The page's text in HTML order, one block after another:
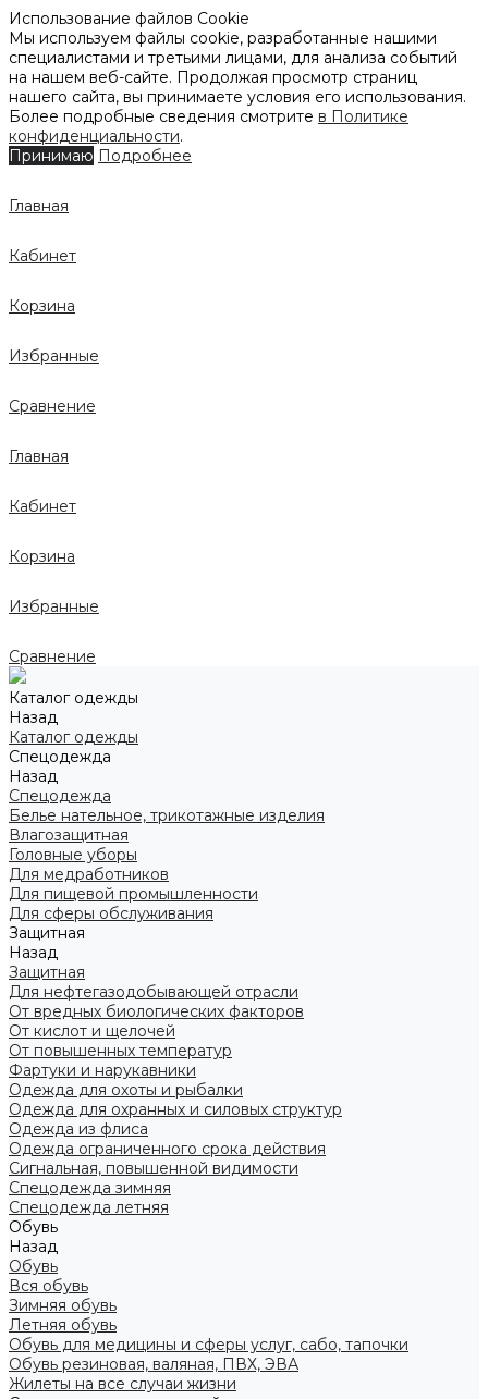
Использование файлов Cookie
Мы используем файлы cookie, разработанные нашими
специалистами и третьими лицами, для анализа событий
на нашем веб-сайте. Продолжая просмотр страниц
нашего сайта, вы принимаете условия его использования.
Более подробные сведения смотрите в Политике
конфиденциальности.
Принимаю Подробнее
Главная
Кабинет
Корзина
Избранные
Сравнение
Главная
Кабинет
Корзина
Избранные
Сравнение
Каталог одежды
Назад
Каталог одежды
Спецодежда
Назад
Спецодежда
Белье нательное, трикотажные изделия
Влагозащитная
Головные уборы
Для медработников
Для пищевой промышленности
Для сферы обслуживания
Защитная
Назад
Защитная
Для нефтегазодобывающей отрасли
От вредных биологических факторов
От кислот и щелочей
От повышенных температур
Фартуки и нарукавники
Одежда для охоты и рыбалки
Одежда для охранных и силовых структур
Одежда из флиса
Одежда ограниченного срока действия
Сигнальная, повышенной видимости
Спецодежда зимняя
Спецодежда летняя
Обувь
Назад
Обувь
Вся обувь
Зимняя обувь
Летняя обувь
Обувь для медицины и сферы услуг, сабо, тапочки
Обувь резиновая, валяная, ПВХ, ЭВА
Жилеты на все случаи жизни